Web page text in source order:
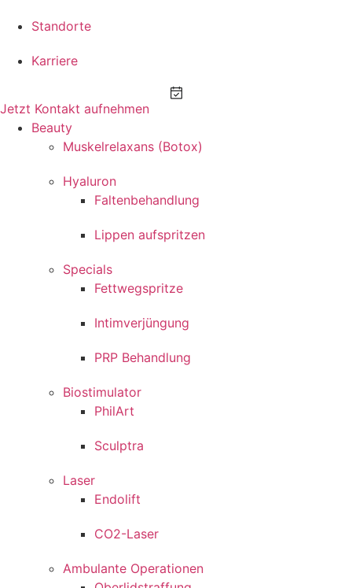
Standorte
Karriere
Jetzt Kontakt aufnehmen
Beauty
Muskelrelaxans (Botox)
Hyaluron
Faltenbehandlung
Lippen aufspritzen
Specials
Fettwegspritze
Intimverjüngung
PRP Behandlung
Biostimulator
PhilArt
Sculptra
Laser
Endolift
CO2-Laser
Ambulante Operationen